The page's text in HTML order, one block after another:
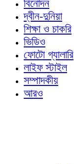
বিনোদন
দ্বীন-দুনিয়া
শিক্ষা ও চাকরি
ভিডিও
ফোটো গ্যালারি
লাইফ স্টাইল
সম্পাদকীয়
আরও